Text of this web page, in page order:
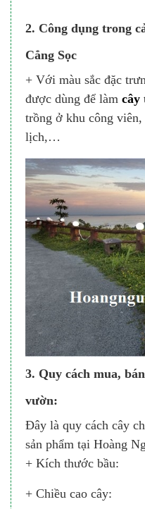
2. Công dụng trong
Cẳng Sọc
+ Với màu sắc đặc
được dùng để làm cây
trồng ở khu công
lịch,…
3. Quy cách mua,
vườn:
Đây là quy cách cây
sản phẩm tại Hoàng
+ Kích thước bầu:
+ Chiều cao cây: